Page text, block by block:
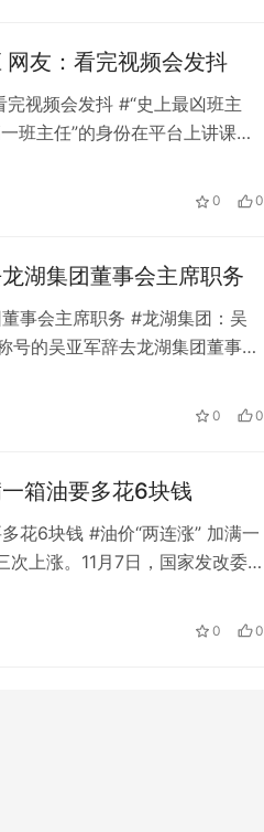
网友：看完视频会发抖
视频会发抖 #“史上最凶班主
班主任”的身份在平台上讲课。
发现他。 网上视频显示，一名
0 0
湖集团董事会主席职务
事会主席职务 #龙湖集团：吴
号的吴亚军辞去龙湖集团董事局
席，后担任龙湖集团战略发展
0 0
箱油要多花6块钱
花6块钱 #油价“两连涨” 加满一
上涨。11月7日，国家发改委
上调0.13元/升。 导致私家车
0 0